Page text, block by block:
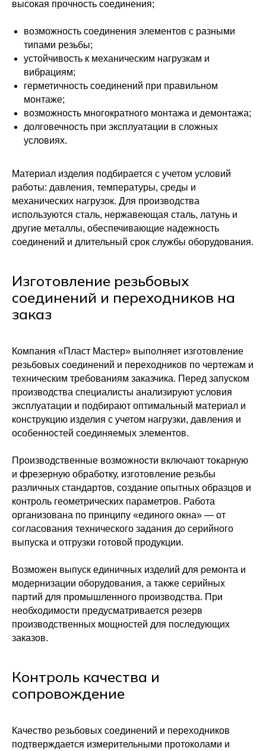
высокая прочность соединения;
возможность соединения элементов с разными
типами резьбы;
устойчивость к механическим нагрузкам и
вибрациям;
герметичность соединений при правильном
монтаже;
возможность многократного монтажа и демонтажа;
долговечность при эксплуатации в сложных
условиях.
Материал изделия подбирается с учетом условий
работы: давления, температуры, среды и
механических нагрузок. Для производства
используются сталь, нержавеющая сталь, латунь и
другие металлы, обеспечивающие надежность
соединений и длительный срок службы оборудования.
Изготовление резьбовых
соединений и переходников на
заказ
Компания «Пласт Мастер» выполняет изготовление
резьбовых соединений и переходников по чертежам и
техническим требованиям заказчика. Перед запуском
производства специалисты анализируют условия
эксплуатации и подбирают оптимальный материал и
конструкцию изделия с учетом нагрузки, давления и
особенностей соединяемых элементов.
Производственные возможности включают токарную
и фрезерную обработку, изготовление резьбы
различных стандартов, создание опытных образцов и
контроль геометрических параметров. Работа
организована по принципу «единого окна» — от
согласования технического задания до серийного
выпуска и отгрузки готовой продукции.
Возможен выпуск единичных изделий для ремонта и
модернизации оборудования, а также серийных
партий для промышленного производства. При
необходимости предусматривается резерв
производственных мощностей для последующих
заказов.
Контроль качества и
сопровождение
Качество резьбовых соединений и переходников
подтверждается измерительными протоколами и
Вопросы и предложения
+7(952)411-6320
Каждый день с 9:00 до 21:00.
согласованию
Каталог
Меню
Болты и гайки
Изоляторы
Ролики
Втулки
О нас
Преимущества
Блог
Контакты
Детали из фторопласта
Резьбовые соединения и переходники
Планки, подложки и скребки
Зубчатые рейки
Шестерни и валы